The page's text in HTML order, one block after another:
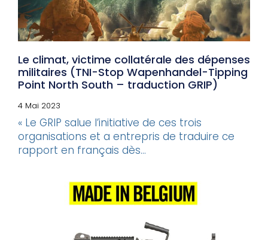
Le climat, victime collatérale des dépenses
militaires (TNI-Stop Wapenhandel-Tipping
Point North South – traduction GRIP)
4 Mai 2023
« Le GRIP salue l’initiative de ces trois
organisations et a entrepris de traduire ce
rapport en français dès...